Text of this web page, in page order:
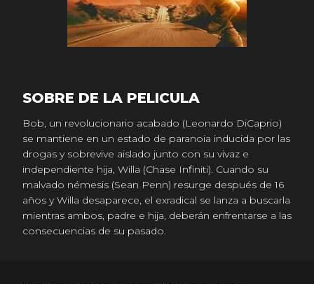
SOBRE DE LA PELICULA
Bob, un revolucionario acabado (Leonardo DiCaprio)
se mantiene en un estado de paranoia inducida por las
drogas y sobrevive aislado junto con su vivaz e
independiente hija, Willa (Chase Infiniti). Cuando su
malvado némesis (Sean Penn) resurge después de 16
años y Willa desaparece, el exradical se lanza a buscarla
mientras ambos, padre e hija, deberán enfrentarse a las
consecuencias de su pasado.